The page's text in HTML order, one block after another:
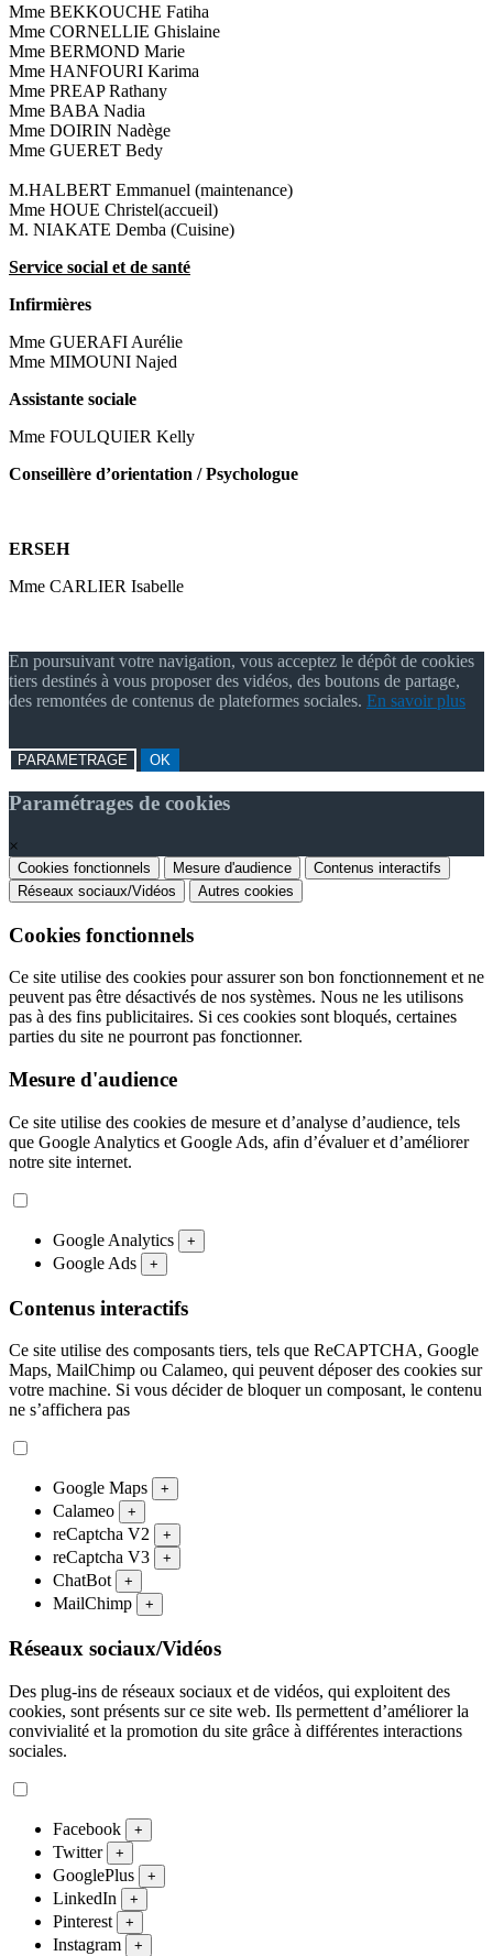
Mme BEKKOUCHE Fatiha
Mme CORNELLIE Ghislaine
Mme BERMOND Marie
Mme HANFOURI Karima
Mme PREAP Rathany
Mme BABA Nadia
Mme DOIRIN Nadège
Mme GUERET Bedy
M.HALBERT Emmanuel (maintenance)
Mme HOUE Christel(accueil)
M. NIAKATE Demba (Cuisine)
Service social et de santé
Infirmières
Mme GUERAFI Aurélie
Mme MIMOUNI Najed
Assistante sociale
Mme FOULQUIER Kelly
Conseillère d’orientation / Psychologue
ERSEH
Mme CARLIER Isabelle
En poursuivant votre navigation, vous acceptez le dépôt de cookies
tiers destinés à vous proposer des vidéos, des boutons de partage,
des remontées de contenus de plateformes sociales. En savoir plus
PARAMETRAGE OK
Paramétrages de cookies
×
Cookies fonctionnels Mesure d'audience
Contenus interactifs
Réseaux sociaux/Vidéos
Autres cookies
Cookies fonctionnels
Ce site utilise des cookies pour assurer son bon fonctionnement et ne
peuvent pas être désactivés de nos systèmes. Nous ne les utilisons
pas à des fins publicitaires. Si ces cookies sont bloqués, certaines
parties du site ne pourront pas fonctionner.
Mesure d'audience
Ce site utilise des cookies de mesure et d’analyse d’audience, tels
que Google Analytics et Google Ads, afin d’évaluer et d’améliorer
notre site internet.
Google Analytics +
Google Ads +
Contenus interactifs
Ce site utilise des composants tiers, tels que ReCAPTCHA, Google
Maps, MailChimp ou Calameo, qui peuvent déposer des cookies sur
votre machine. Si vous décider de bloquer un composant, le contenu
ne s’affichera pas
Google Maps +
Calameo +
reCaptcha V2 +
reCaptcha V3 +
ChatBot +
MailChimp +
Réseaux sociaux/Vidéos
Des plug-ins de réseaux sociaux et de vidéos, qui exploitent des
cookies, sont présents sur ce site web. Ils permettent d’améliorer la
convivialité et la promotion du site grâce à différentes interactions
sociales.
Facebook +
Twitter +
GooglePlus +
LinkedIn +
Pinterest +
Instagram +